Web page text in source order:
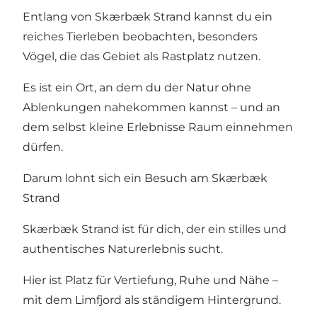
Entlang von Skærbæk Strand kannst du ein
reiches Tierleben beobachten, besonders
Vögel, die das Gebiet als Rastplatz nutzen.
Es ist ein Ort, an dem du der Natur ohne
Ablenkungen nahekommen kannst – und an
dem selbst kleine Erlebnisse Raum einnehmen
dürfen.
Darum lohnt sich ein Besuch am Skærbæk
Strand
Skærbæk Strand ist für dich, der ein stilles und
authentisches Naturerlebnis sucht.
Hier ist Platz für Vertiefung, Ruhe und Nähe –
mit dem Limfjord als ständigem Hintergrund.